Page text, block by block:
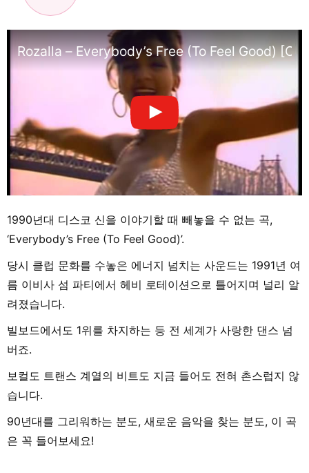
Rozalla – Everybody’s Free (To Feel Good)
1990년대 디스코 신을 이야기할 때 빼놓을 수 없는 곡,
‘Everybody’s Free (To Feel Good)’.
당시 클럽 문화를 수놓은 에너지 넘치는 사운드는 1991년 여
름 이비사 섬 파티에서 헤비 로테이션으로 틀어지며 널리 알
려졌습니다.
빌보드에서도 1위를 차지하는 등 전 세계가 사랑한 댄스 넘
버죠.
보컬도 트랜스 계열의 비트도 지금 들어도 전혀 촌스럽지 않
습니다.
90년대를 그리워하는 분도, 새로운 음악을 찾는 분도, 이 곡
은 꼭 들어보세요!